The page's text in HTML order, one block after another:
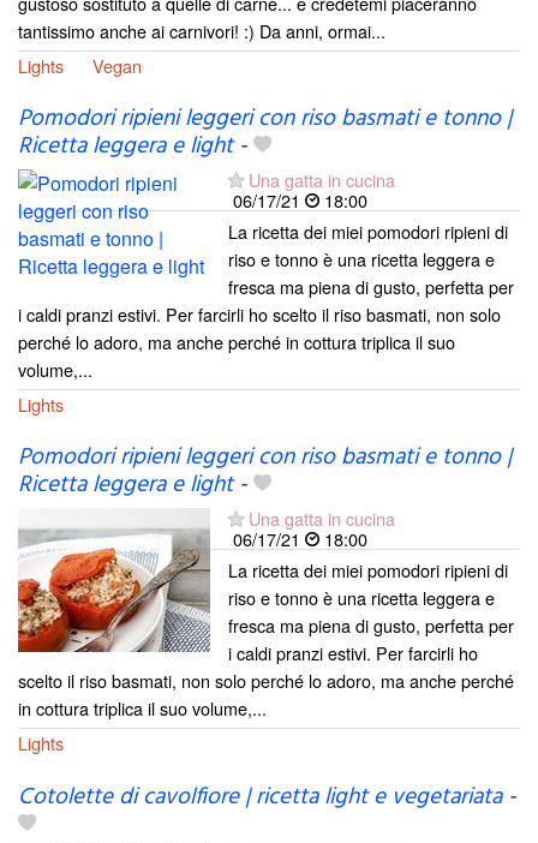
tantissimo anche ai carnivori! :) Da anni, ormai...
Lights
Vegan
Pomodori ripieni leggeri con riso basmati e tonno |
Ricetta leggera e light-
Una gatta in cucina
06/17/21
18:00
La ricetta dei miei pomodori ripieni di
riso e tonno è una ricetta leggera e
fresca ma piena di gusto, perfetta per
i caldi pranzi estivi. Per farcirli ho scelto il riso basmati, non solo
perché lo adoro, ma anche perché in cottura triplica il suo
volume,...
Lights
Pomodori ripieni leggeri con riso basmati e tonno |
Ricetta leggera e light-
Una gatta in cucina
06/17/21
18:00
La ricetta dei miei pomodori ripieni di
riso e tonno è una ricetta leggera e
fresca ma piena di gusto, perfetta per
i caldi pranzi estivi. Per farcirli ho
scelto il riso basmati, non solo perché lo adoro, ma anche perché
in cottura triplica il suo volume,...
Lights
Cotolette di cavolfiore | ricetta light e vegetariata-